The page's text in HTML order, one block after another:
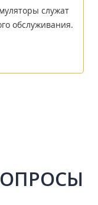
служат
обслуживания.